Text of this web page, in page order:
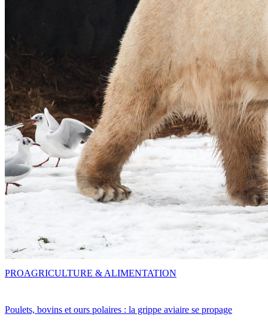
Poulets, bovins et ours polaires : la grippe aviaire se propage
PROAGRICULTURE & ALIMENTATION